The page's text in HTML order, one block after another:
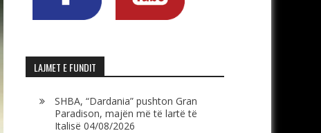
LAJMET E FUNDIT
SHBA, “Dardania” pushton Gran
Paradison, majën më të lartë të
Italisë 04/08/2026